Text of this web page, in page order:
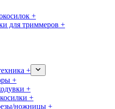
+
для триммеров +
+
+
+
+
ножницы +